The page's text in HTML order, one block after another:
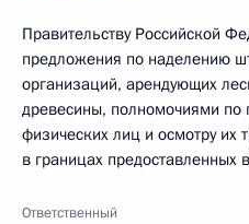
Правительству Российской
предложения по наделению
организаций, арендующих
древесины, полномочиями по
физических лиц и осмотру их
в границах предоставленных
Ответственный